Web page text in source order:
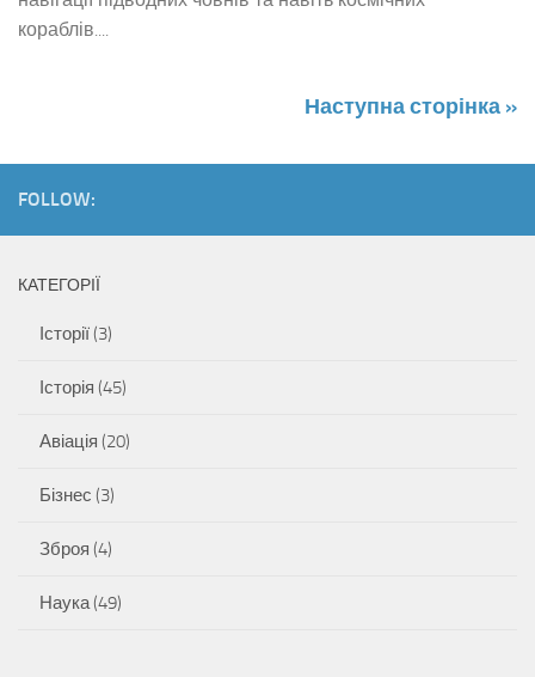
кораблів....
Наступна сторінка »
FOLLOW:
КАТЕГОРІЇ
Історії(3)
Історія (45)
Авіація (20)
Бізнес (3)
Зброя (4)
Наука(49)